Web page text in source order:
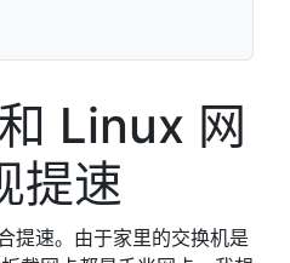
Linux 网
提速
提速。由于家里的交换机是